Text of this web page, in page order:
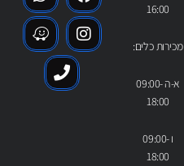
16:00
מכירות כלים:
א-ה 09:00-
18:00
ו 09:00-
18:00